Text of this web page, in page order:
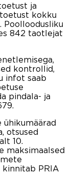
ja
kokku
Poolloodusliku
842 taotlejat
kontrollid,
infot saab
pindala- ja
otsused
10.
maksimaalsed
kinnitab PRIA